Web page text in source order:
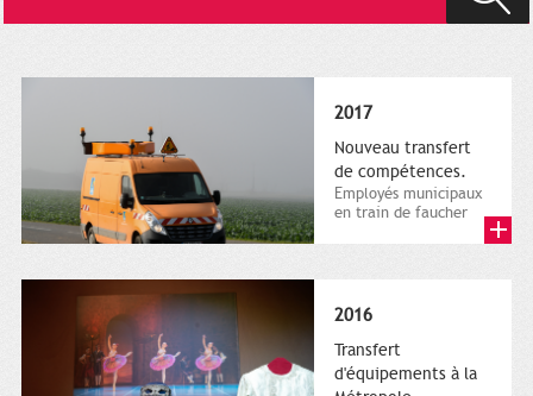
2017
Nouveau transfert
de compétences.
Employés municipaux
en train de faucher
2016
Transfert
d'équipements à la